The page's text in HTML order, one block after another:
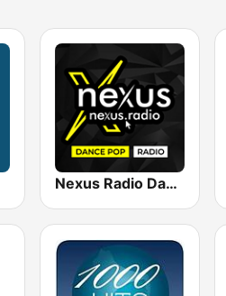
Nexus Radio Dance